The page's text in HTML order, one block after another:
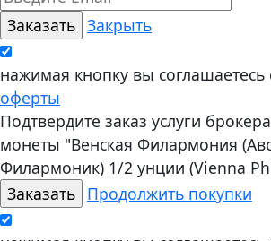
Закрыть
нажимая кнопку вы соглашаетесь
оферты
Подтвердите заказ услуги
монеты "Венская Филармония
Филармоник) 1/2 унции (Vienna
Продолжить покупки